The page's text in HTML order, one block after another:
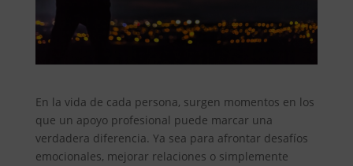
En la vida de cada persona, surgen momentos en los
que un apoyo profesional puede marcar una
verdadera diferencia. Ya sea para afrontar desafíos
emocionales, mejorar relaciones o simplemente